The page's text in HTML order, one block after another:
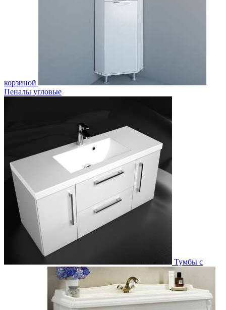
корзиной
Пеналы угловые
Тумбы с